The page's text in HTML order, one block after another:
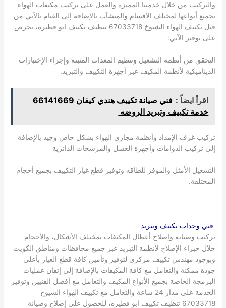
والتركيب من خلال خدمتنا المميزة والعمل على تركيب مكيفات الهواء
بجميع أنواعها لمختلف الأقسام والمنشآت بالإضافة إلى القيام بالآتي من
قبل تكييف الهواء الشيوخ 67033718 تنظيف تكييف ابو فطيره، نحرص
على توفير الآتي:
التحقق من أنظمة التشغيل وتنظيم المعدات المثبتة وإجراء الإختبارات
الديناميكية لأنظمة المكيف عبر أجهزة التكييف والتبريد.
اقرأ ايضاً :
فني صيانة تكييف هندي كيفان 66141669
خدمة تكييف وتبريد الروضه
تركيب غرف الإمداد وأنظمة مجاري الهواء بشكل خاص وجيد بالإضافة
إلى تركيب الدوامات وأجهزة الغسل والمرشحات الدائرية
التشغيل الأمثل والموفر للطاقه وتوفير قطع غيار التكييف بجميع أحجام
المختلفة.
فني وحدات تكييف وتبريد
تركيب وصيانة وإصلاح أعطال المكيفات بمختلف الأشكال، والأحجام
خلال خبراء الإصلاح لأنظمة التبريد عبر جميع محافظات ومناطق الكويت
وبوجود مهندس تكييف مركزي لتوفير وتأمين كافة قطع الغيار بأعلى
جودة ممكنة والتعامل مع كافة المكيفات بالإضافة إلى إتقان عمليات
البرمجة الخاصة بجميع الأنواع المكيف والتعامل مع أفضل الفنيين وتوفير
الخدمة على مدار 24 ساعة والتعامل مع تكييف الهواء الشيوخ
67033718 تنظيف تكييف ابو فطيره، للحصول على إصلاح وصيانة